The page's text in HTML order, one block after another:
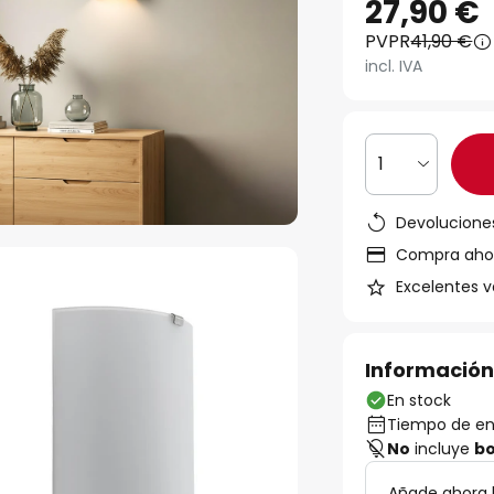
27,90 €
PVPR41,90 €
incl. IVA
1
Compra
Excelentes
En stock
Tiempo de
No incluye